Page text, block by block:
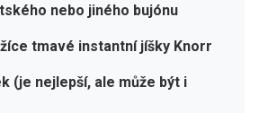
nebo jiného bujónu
tmavé instantní jíšky Knorr
(je nejlepší, ale může být i